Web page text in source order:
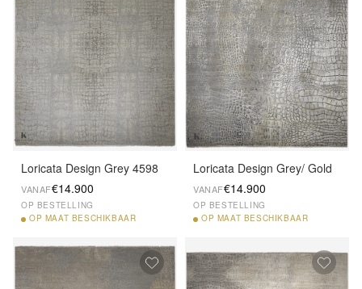
Loricata Design Grey 4598
VANAF€14.900
OP BESTELLING
OP MAAT BESCHIKBAAR
Loricata Design Grey/ Gold
VANAF€14.900
OP BESTELLING
OP MAAT BESCHIKBAAR